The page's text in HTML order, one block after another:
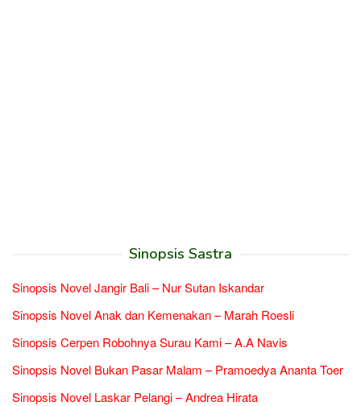
Sinopsis Sastra
Sinopsis Novel Jangir Bali – Nur Sutan Iskandar
Sinopsis Novel Anak dan Kemenakan – Marah Roesli
Sinopsis Cerpen Robohnya Surau Kami – A.A Navis
Sinopsis Novel Bukan Pasar Malam – Pramoedya Ananta Toer
Sinopsis Novel Laskar Pelangi – Andrea Hirata